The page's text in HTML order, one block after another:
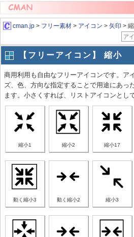
cman.jp > フリー素材 > アイコン > 矢印 >
【フリーアイコン】 縮小
商用利用も自由なフリーアイコンです。ア
ズ、色、方向な指定することで用途にあっ
ます。小さくすれば、リストアイコンとし
縮小1 縮小2 縮小17
動く縮小3 動く縮小2 縮小3